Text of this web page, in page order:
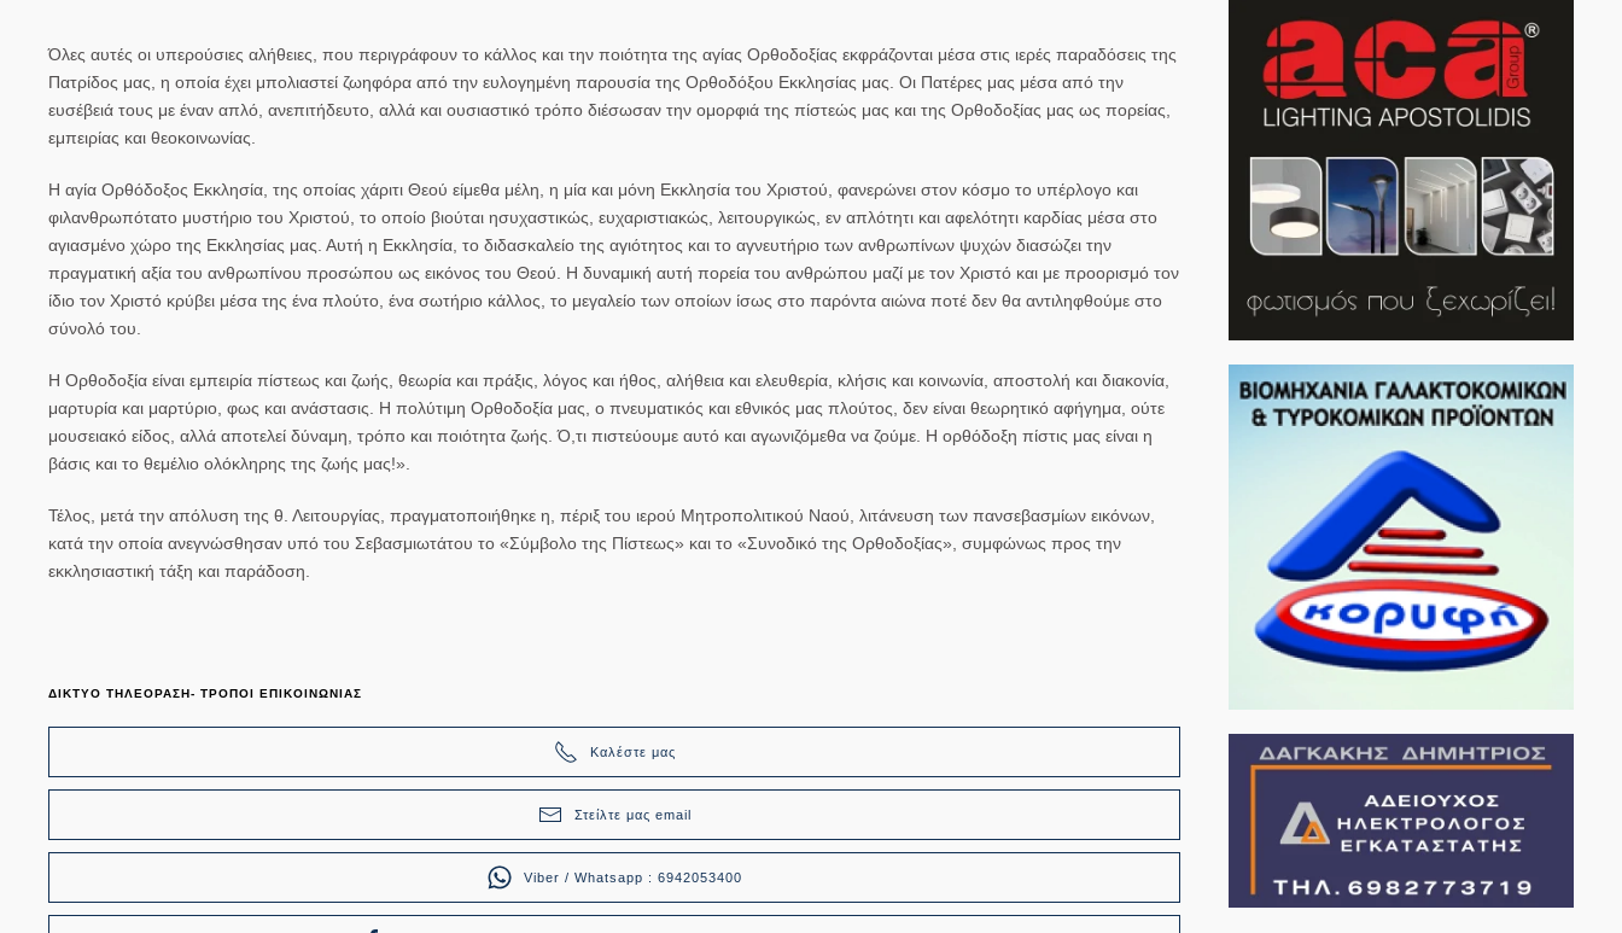
Όλες αυτές οι υπερούσιες αλήθειες, που περιγράφουν το κάλλος και την ποιότητα της αγίας Ορθοδοξίας εκφράζονται μέσα στις ιερές παραδόσεις της
Πατρίδος μας, η οποία έχει μπολιαστεί ζωηφόρα από την ευλογημένη παρουσία της Ορθοδόξου Εκκλησίας μας. Οι Πατέρες μας μέσα από την
ευσέβειά τους με έναν απλό, ανεπιτήδευτο, αλλά και ουσιαστικό τρόπο διέσωσαν την ομορφιά της πίστεώς μας και της Ορθοδοξίας μας ως πορείας,
εμπειρίας και θεοκοινωνίας.
Η αγία Ορθόδοξος Εκκλησία, της οποίας χάριτι Θεού είμεθα μέλη, η μία και μόνη Εκκλησία του Χριστού, φανερώνει στον κόσμο το υπέρλογο και
φιλανθρωπότατο μυστήριο του Χριστού, το οποίο βιούται ησυχαστικώς, ευχαριστιακώς, λειτουργικώς, εν απλότητι και αφελότητι καρδίας μέσα στο
αγιασμένο χώρο της Εκκλησίας μας. Αυτή η Εκκλησία, το διδασκαλείο της αγιότητος και το αγνευτήριο των ανθρωπίνων ψυχών διασώζει την
πραγματική αξία του ανθρωπίνου προσώπου ως εικόνος του Θεού. Η δυναμική αυτή πορεία του ανθρώπου μαζί με τον Χριστό και με προορισμό τον
ίδιο τον Χριστό κρύβει μέσα της ένα πλούτο, ένα σωτήριο κάλλος, το μεγαλείο των οποίων ίσως στο παρόντα αιώνα ποτέ δεν θα αντιληφθούμε στο
σύνολό του.
Η Ορθοδοξία είναι εμπειρία πίστεως και ζωής, θεωρία και πράξις, λόγος και ήθος, αλήθεια και ελευθερία, κλήσις και κοινωνία, αποστολή και διακονία,
μαρτυρία και μαρτύριο, φως και ανάστασις. Η πολύτιμη Ορθοδοξία μας, ο πνευματικός και εθνικός μας πλούτος, δεν είναι θεωρητικό αφήγημα, ούτε
μουσειακό είδος, αλλά αποτελεί δύναμη, τρόπο και ποιότητα ζωής. Ό,τι πιστεύουμε αυτό και αγωνιζόμεθα να ζούμε. Η ορθόδοξη πίστις μας είναι η
βάσις και το θεμέλιο ολόκληρης της ζωής μας!».
Τέλος, μετά την απόλυση της θ. Λειτουργίας, πραγματοποιήθηκε η, πέριξ του ιερού Μητροπολιτικού Ναού, λιτάνευση των πανσεβασμίων εικόνων,
κατά την οποία ανεγνώσθησαν υπό του Σεβασμιωτάτου το «Σύμβολο της Πίστεως» και το «Συνοδικό της Ορθοδοξίας», συμφώνως προς την
εκκλησιαστική τάξη και παράδοση.
ΔΙΚΤΥΟ ΤΗΛΕΟΡΑΣΗ- ΤΡΟΠΟΙ ΕΠΙΚΟΙΝΩΝΙΑΣ
Καλέστε μας
Στείλτε μας email
Viber / Whatsapp : 6942053400